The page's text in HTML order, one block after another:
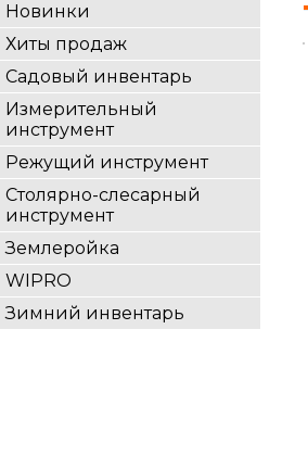
Новинки
Хиты продаж
Садовый инвентарь
Измерительный
инструмент
Режущий инструмент
Столярно-слесарный
инструмент
Землеройка
WIPRO
Зимний инвентарь